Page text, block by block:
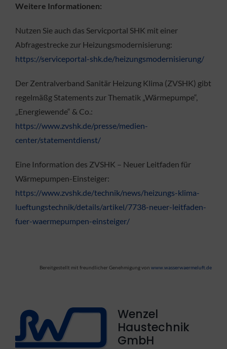
Weitere Informationen:
Nutzen Sie auch das Servicportal SHK mit einer
Abfragestrecke zur Heizungsmodernisierung:
https://serviceportal-shk.de/heizungsmodernisierung/
Der Zentralverband Sanitär Heizung Klima (ZVSHK) gibt
regelmäßg Statements zur Thematik „Wärmepumpe“,
„Energiewende“ & Co.:
https://www.zvshk.de/presse/medien-
center/statementdienst/
Eine Information des ZVSHK – Neuer Leitfaden für
Wärmepumpen-Einsteiger:
https://www.zvshk.de/technik/news/heizungs-klima-
lueftungstechnik/details/artikel/7738-neuer-leitfaden-
fuer-waermepumpen-einsteiger/
Bereitgestellt mit freundlicher Genehmigung vonwww.wasserwaermeluft.de
Wenzel
Haustechnik
GmbH